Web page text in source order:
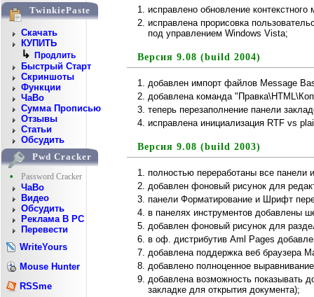
TwinkiePaste
Скачать
КУПИТЬ
↳ Продлить
Быстрый Старт
Скриншоты
Функции
ЧаВо
Сумма Прописью
Отзывы
Статьи
Обсудить
Pwd Cracker
•
Password Cracker
ЧаВо
Видео
Обсудить
Реклама В PC
Перевести
WriteYours
Mouse Hunter
RSSme
исправлено обновление
исправлена прорисовка
под управлением Windows Vista;
Версия 9.08 (build 2004)
добавлен импорт файлов Message
добавлена команда
теперь перезаполнение панели
исправлена инициализация RTF vs
Версия 9.08 (build 2003)
полностью переработаны все панели
добавлен фоновый рисунок для
панели Форматирование и Шрифт
в панелях инструментов добавлены
добавлен фоновый рисунок для
в оф. дистрибутив Aml Pages
добавлена поддержка веб браузера
добавлено полноценное
добавлена возможность показывать
закладке для открытия документа);